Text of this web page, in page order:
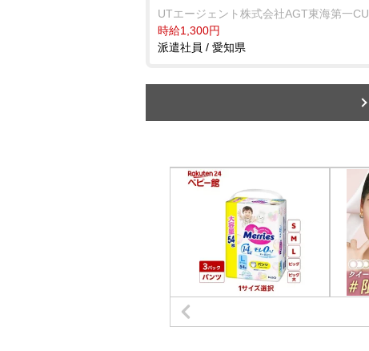
UTエージェント株式会社AGT東海第一CU
時給1,300円
派遣社員 / 愛知県